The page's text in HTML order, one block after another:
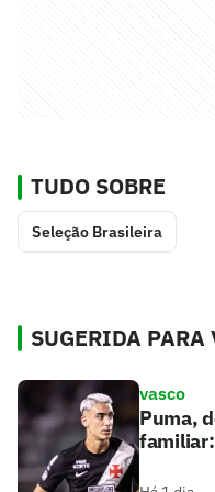
TUDO SOBRE
Seleção Brasileira
SUGERIDA PARA
vasco
Puma,